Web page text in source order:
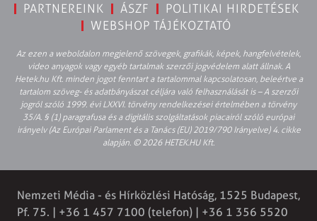
PARTNEREINK
ÁSZF
POLITIKAI HIRDETÉSEK
WEBSHOP TÁJÉKOZTATÓ
Az ezen a weboldalon megjelenő szövegek, grafikák, képek, hangfelvételek,
video anyagok vagy egyéb tartalmak szerzői jogvédelem alatt állnak. A
Hetek.hu Kft. minden jogot fenntart a tartalommal kapcsolatosan, beleértve a
tartalom szöveg- és adatbányászat céljára való felhasználását is – A szerzői
jogról szóló 1999. évi LXXVI. törvény rendelkezései értelmében a törvény
35/A. § (1) paragrafusa és a digitális szolgáltatások piacairól szóló európai
irányelv (Az Európai Parlament és a Tanács (EU) 2019/790 Irányelve) 4. cikke
alapján. © 2026 HETEK.HU Kft.
Nemzeti Média - és Hírközlési Hatóság, 1525 Budapest,
Pf. 75. | +36 1 457 7100 (telefon) | +36 1 356 5520